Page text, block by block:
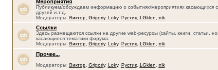
Мероприятия
Публикуем/обсуждаем информацию о событиях/мероприятиях касающихся
друзей и.т.д.
Модераторы: Виктор, Grigoriy, Loky, Рустик, LGklen nik
Ссылки
Здесь размещаются ссылки на другие web-ресурсы (сайты, книги, статьи,
касающиеся тематики форума.
Модераторы: Виктор, Grigoriy, Loky, Рустик, LGklen nik
Прочее...
Модераторы: Виктор, Grigoriy, Loky, Рустик, LGklen nik